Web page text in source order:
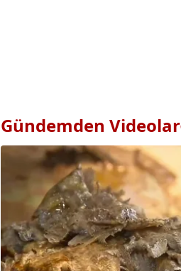
Gündemden Videolar